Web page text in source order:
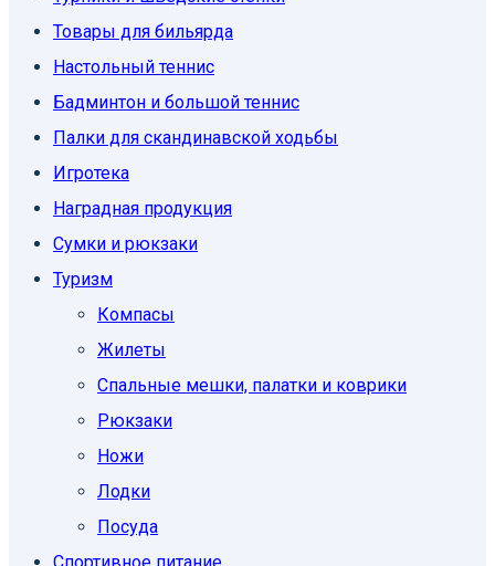
Товары для бильярда
Настольный теннис
Бадминтон и большой теннис
Палки для скандинавской ходьбы
Игротека
Наградная продукция
Сумки и рюкзаки
Туризм
Компасы
Жилеты
Спальные мешки, палатки и коврики
Рюкзаки
Ножи
Лодки
Посуда